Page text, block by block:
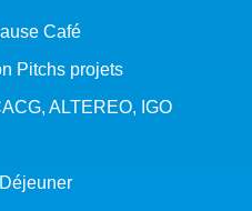
Café
Pitchs projets
ALTEREO, IGO